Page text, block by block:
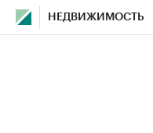
НЕДВИЖИМОСТЬ